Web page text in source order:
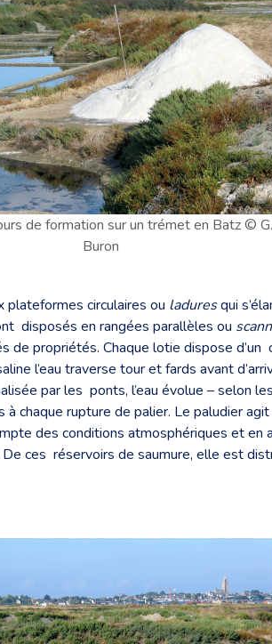
de formation sur un trémet en Batz © G.
Buron
circulaires ou laduresqui
disposés en rangées parallèles ou
de propriétés. Chaque lotie dispose d’un
l’eau traverse tour et fards avant
par les ponts, l’eau évolue – selon
chaque rupture de palier. Le paludier
des conditions atmosphériques et en
ces réservoirs de saumure, elle est